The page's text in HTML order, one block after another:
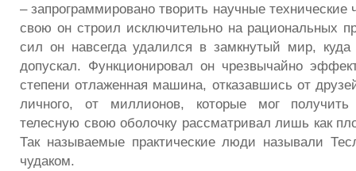
– запрограммировано творить научные технические
свою он строил исключительно на рациональных
сил он навсегда удалился в замкнутый мир,
допускал. Функционировал он чрезвычайно
степени отлаженная машина, отказавшись от
личного, от миллионов, которые мог
телесную свою оболочку рассматривал лишь как
Так называемые практические люди называли
чудаком.